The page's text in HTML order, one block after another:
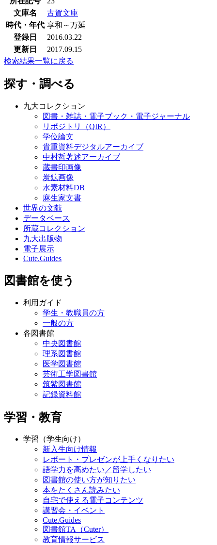
文庫名
古賀文庫
時代・年代 享和～万延
登録日
2016.03.22
更新日
2017.09.15
検索結果一覧に戻る
探す・調べる
九大コレクション
図書・雑誌・電子ブック・電子ジャーナル
リポジトリ（QIR）
学位論文
貴重資料デジタルアーカイブ
中村哲著述アーカイブ
蔵書印画像
炭鉱画像
水素材料DB
麻生家文書
世界の文献
データベース
所蔵コレクション
九大出版物
電子展示
Cute.Guides
図書館を使う
利用ガイド
学生・教職員の方
一般の方
各図書館
中央図書館
理系図書館
医学図書館
芸術工学図書館
筑紫図書館
記録資料館
学習・教育
学習（学生向け）
新入生向け情報
レポート・プレゼンが上手くなりたい
語学力を高めたい／留学したい
図書館の使い方が知りたい
本をたくさん読みたい
自宅で使える電子コンテンツ
講習会・イベント
Cute.Guides
図書館TA（Cuter）
教育情報サービス